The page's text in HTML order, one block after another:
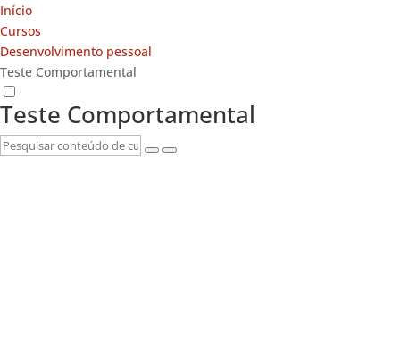
Início
Cursos
Desenvolvimento pessoal
Teste Comportamental
Teste Comportamental